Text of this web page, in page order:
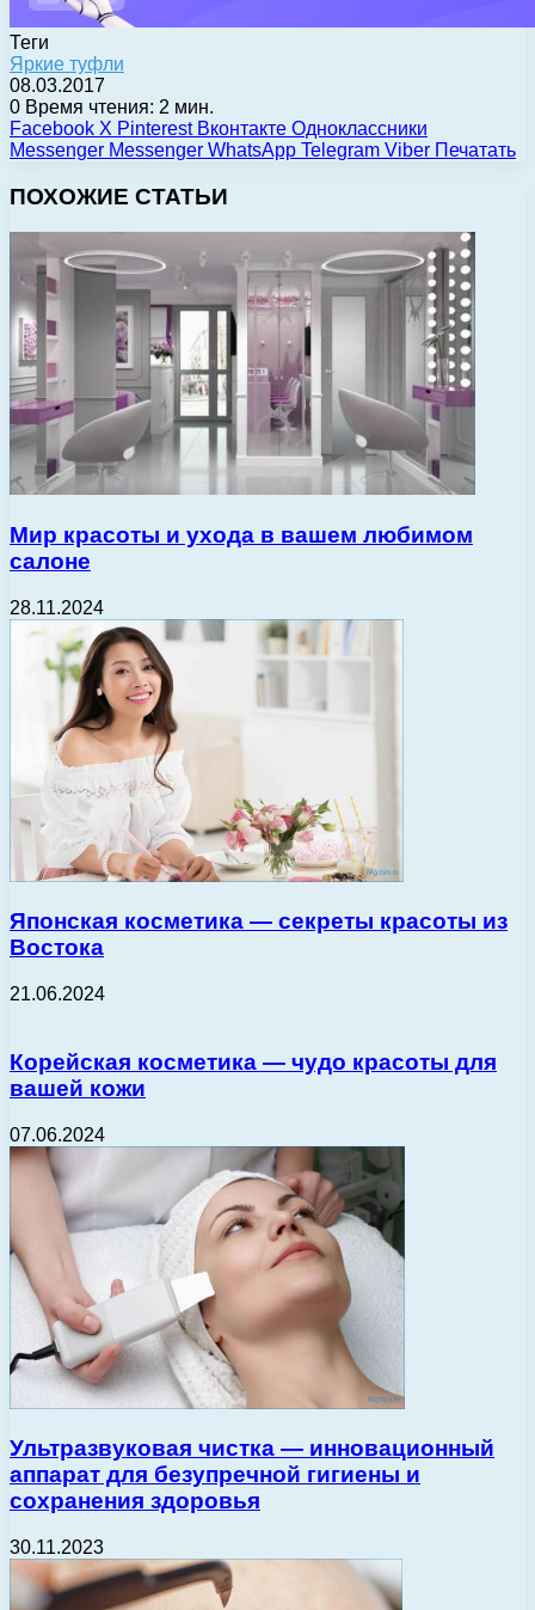
Теги
Яркие туфли
08.03.2017
0 Время чтения: 2 мин.
Facebook X Pinterest Вконтакте Одноклассники
Messenger Messenger WhatsApp Telegram Viber Печатать
ПОХОЖИЕ СТАТЬИ
Мир красоты и ухода в вашем любимом
салоне
28.11.2024
Японская косметика — секреты красоты из
Востока
21.06.2024
Корейская косметика — чудо красоты для
вашей кожи
07.06.2024
Ультразвуковая чистка — инновационный
аппарат для безупречной гигиены и
сохранения здоровья
30.11.2023